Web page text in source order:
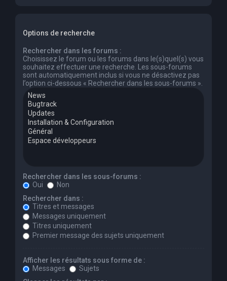
Options de recherche
Rechercher dans les forums :
Choisissez le forum ou les forums dans le(s)quel(s) vous
souhaitez effectuer une recherche. Les sous-forums
sont automatiquement inclus si vous ne désactivez pas
l’option ci-dessous « Rechercher dans les sous-forums ».
Rechercher dans les sous-forums :
Oui
Non
Rechercher dans :
Titres et messages
Messages uniquement
Titres uniquement
Premier message des sujets uniquement
Afficher les résultats sous forme de :
Messages
Sujets